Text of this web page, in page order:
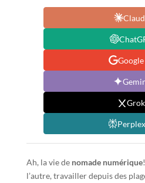
Grok
Ah, la vie de nomade numérique
l’autre, travailler depuis des